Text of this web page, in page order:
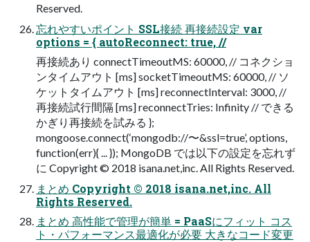
Reserved.
忘れやすいポイント SSL接続 再接続設定 var
options = { autoReconnect: true, //
再接続あり connectTimeoutMS: 60000, // コネクショ
ンタイムアウト [ms] socketTimeoutMS: 60000, // ソ
ケットタイムアウト [ms] reconnectInterval: 3000, //
再接続試行間隔 [ms] reconnectTries: Infinity // できる
かぎり再接続を試みる };
mongoose.connect(‘mongodb://〜&ssl=true’, options,
function(err){ ... }); MongoDB では以下の設定を忘れず
に Copyright © 2018 isana.net,inc. All Rights Reserved.
まとめ Copyright © 2018 isana.net,inc. All
Rights Reserved.
まとめ ⾼性能で管理が簡単 = PaaSにフィット コス
ト・パフォーマンス最適化が必要 ⼤きなコード変更